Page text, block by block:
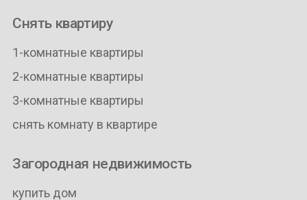
Снять квартиру
1-комнатные квартиры
2-комнатные квартиры
3-комнатные квартиры
снять комнату в квартире
Загородная недвижимость
купить дом